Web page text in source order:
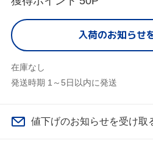
入荷のお知らせ
在庫なし
発送時期 1～5日以内に発送
値下げのお知らせを受け取